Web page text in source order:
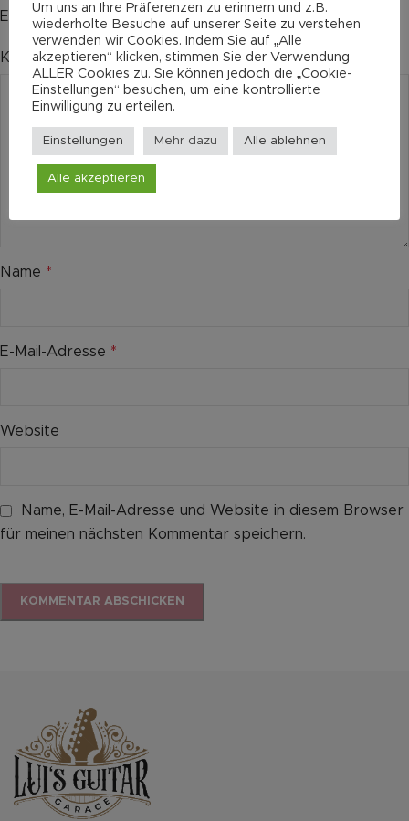
Erforderliche Felder sind mit *markiert
Kommentar*
Name *
E-Mail-Adresse *
Website
Name, E-Mail-Adresse und Website in diesem Browser
für meinen nächsten Kommentar speichern.
Um uns an Ihre Präferenzen zu erinnern und z.B.
wiederholte Besuche auf unserer Seite zu verstehen
verwenden wir Cookies. Indem Sie auf „Alle
akzeptieren“ klicken, stimmen Sie der Verwendung
ALLER Cookies zu. Sie können jedoch die „Cookie-
Einstellungen“ besuchen, um eine kontrollierte
Einwilligung zu erteilen.
Einstellungen Mehr dazu Alle ablehnen
Alle akzeptieren